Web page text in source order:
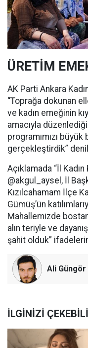
ÜRETİM
AK Parti Ankara
“Toprağa dokunan
ve kadın emeğinin
amacıyla
programımızı
gerçekleştirdik”
Açıklamada “İl Kadın
@akgul_aysel, İl
Kızılcahamam İlçe
Gümüş’ün
Mahallemizde
alın teriyle ve
şahit olduk”
Ali Güngör